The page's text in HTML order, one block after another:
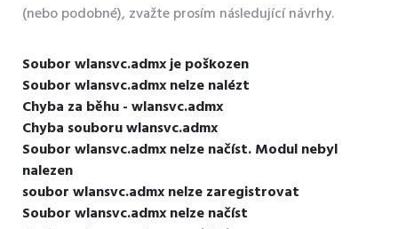
(nebo podobné), zvažte prosím následující návrhy.
Soubor wlansvc.admx je poškozen
Soubor wlansvc.admx nelze nalézt
Chyba za běhu - wlansvc.admx
Chyba souboru wlansvc.admx
Soubor wlansvc.admx nelze načíst. Modul nebyl
nalezen
soubor wlansvc.admx nelze zaregistrovat
Soubor wlansvc.admx nelze načíst